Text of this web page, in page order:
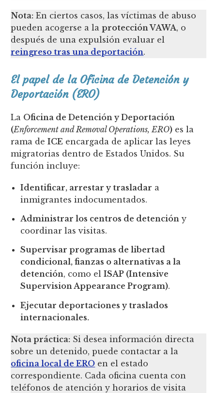
Nota: En ciertos casos, las víctimas de abuso
pueden acogerse a laprotección VAWA, o
después de una expulsión evaluar el
reingreso tras una deportación.
El papel de la Oficina de Detención y
Deportación (ERO)
La Oficina de Detención y Deportación
(Enforcement and Removal Operations, ERO) es la
rama deICE encargada de aplicar las leyes
migratorias dentro de Estados Unidos. Su
función incluye:
Identificar, arrestar y trasladar a
inmigrantes indocumentados.
Administrar los centros de detención y
coordinar las visitas.
Supervisar programas de libertad
condicional, fianzas o alternativas a la
detención, como elISAP (Intensive
Supervision Appearance Program).
Ejecutar deportaciones y traslados
internacionales.
Nota práctica: Si desea información directa
sobre un detenido, puede contactar a la
oficina local de ERO en el estado
correspondiente. Cada oficina cuenta con
teléfonos de atención y horarios de visita